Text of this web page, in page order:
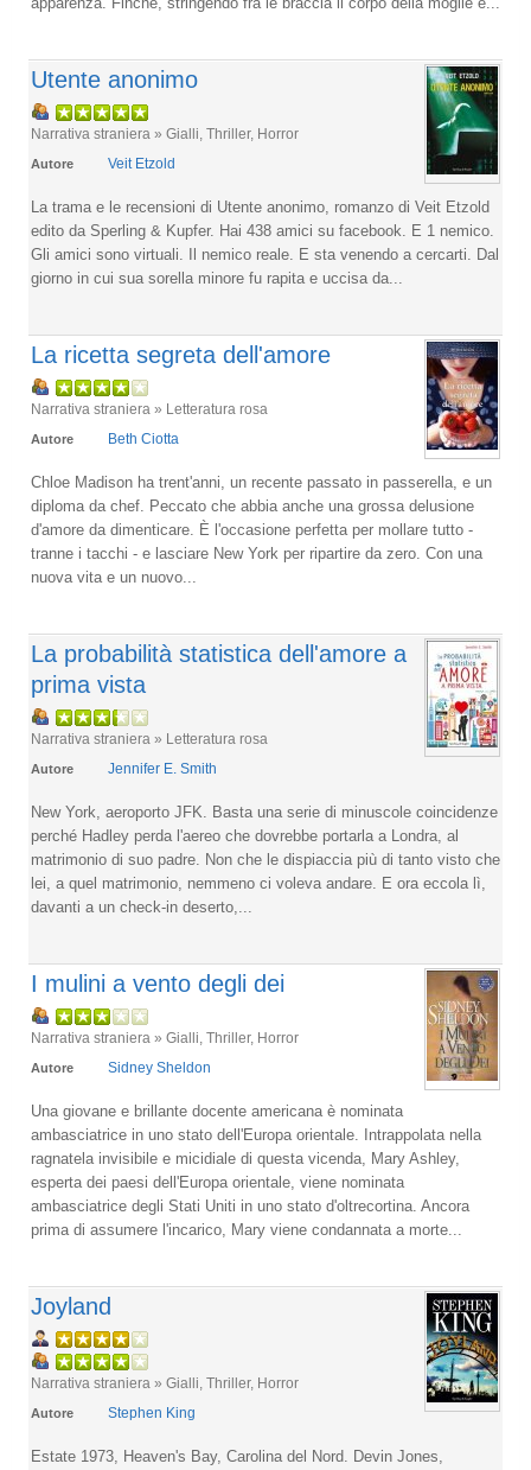
Utente anonimo
Narrativa straniera » Gialli, Thriller, Horror
Autore Veit Etzold
La trama e le recensioni di Utente anonimo, romanzo di Veit Etzold
edito da Sperling & Kupfer. Hai 438 amici su facebook. E 1 nemico.
Gli amici sono virtuali. Il nemico reale. E sta venendo a cercarti. Dal
giorno in cui sua sorella minore fu rapita e uccisa da...
La ricetta segreta dell'amore
Narrativa straniera » Letteratura rosa
Autore Beth Ciotta
Chloe Madison ha trent'anni, un recente passato in passerella, e un
diploma da chef. Peccato che abbia anche una grossa delusione
d'amore da dimenticare. È l'occasione perfetta per mollare tutto -
tranne i tacchi - e lasciare New York per ripartire da zero. Con una
nuova vita e un nuovo...
La probabilità statistica dell'amore a
prima vista
Narrativa straniera » Letteratura rosa
Autore Jennifer E. Smith
New York, aeroporto JFK. Basta una serie di minuscole coincidenze
perché Hadley perda l'aereo che dovrebbe portarla a Londra, al
matrimonio di suo padre. Non che le dispiaccia più di tanto visto che
lei, a quel matrimonio, nemmeno ci voleva andare. E ora eccola lì,
davanti a un check-in deserto,...
I mulini a vento degli dei
Narrativa straniera » Gialli, Thriller, Horror
Autore Sidney Sheldon
Una giovane e brillante docente americana è nominata
ambasciatrice in uno stato dell'Europa orientale. Intrappolata nella
ragnatela invisibile e micidiale di questa vicenda, Mary Ashley,
esperta dei paesi dell'Europa orientale, viene nominata
ambasciatrice degli Stati Uniti in uno stato d'oltrecortina. Ancora
prima di assumere l'incarico, Mary viene condannata a morte...
Joyland
Narrativa straniera » Gialli, Thriller, Horror
Autore Stephen King
Estate 1973, Heaven's Bay, Carolina del Nord. Devin Jones,